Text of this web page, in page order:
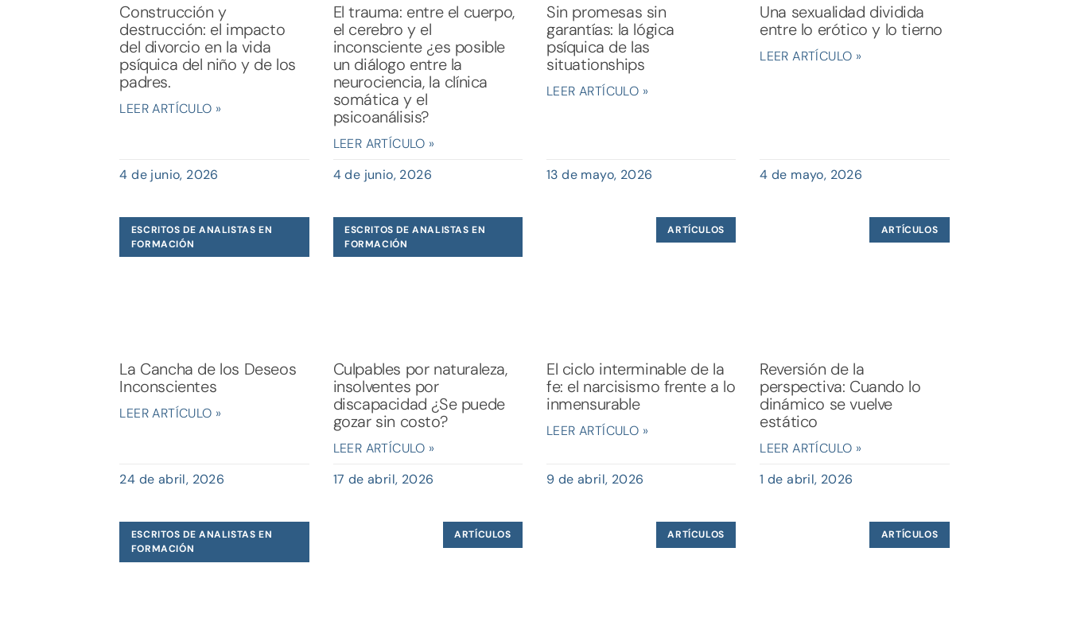
Construcción y
destrucción: el impacto
del divorcio en la vida
psíquica del niño y de los
padres.
LEER ARTÍCULO »
4 de junio, 2026
El trauma: entre el cuerpo,
el cerebro y el
inconsciente ¿es posible
un diálogo entre la
neurociencia, la clínica
somática y el
psicoanálisis?
LEER ARTÍCULO »
4 de junio, 2026
Sin promesas sin
garantías: la lógica
psíquica de las
situationships
LEER ARTÍCULO »
13 de mayo, 2026
Una sexualidad dividida
entre lo erótico y lo tierno
LEER ARTÍCULO »
4 de mayo, 2026
ESCRITOS DE ANALISTAS EN
FORMACIÓN
La Cancha de los Deseos
Inconscientes
LEER ARTÍCULO »
24 de abril, 2026
ESCRITOS DE ANALISTAS EN
FORMACIÓN
Culpables por naturaleza,
insolventes por
discapacidad ¿Se puede
gozar sin costo?
LEER ARTÍCULO »
17 de abril, 2026
ARTÍCULOS
El ciclo interminable de la
fe: el narcisismo frente a lo
inmensurable
LEER ARTÍCULO »
9 de abril, 2026
ARTÍCULOS
Reversión de la
perspectiva: Cuando lo
dinámico se vuelve
estático
LEER ARTÍCULO »
1 de abril, 2026
ESCRITOS DE ANALISTAS EN
FORMACIÓN
ARTÍCULOS ARTÍCULOS ARTÍCULOS